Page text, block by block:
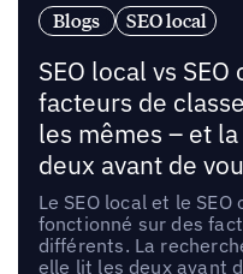
Blogs SEO local
SEO local vs
facteurs de
les mêmes – et
deux avant de
Le SEO local et le
fonctionné sur des
différents. La
elle lit les deux avant